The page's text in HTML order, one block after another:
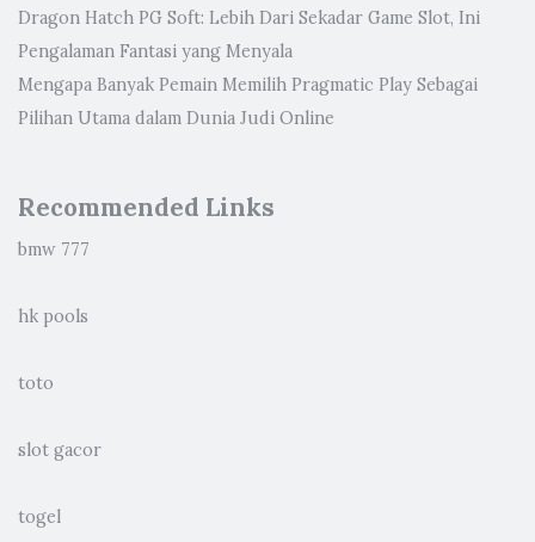
Dragon Hatch PG Soft: Lebih Dari Sekadar Game Slot, Ini
Pengalaman Fantasi yang Menyala
Mengapa Banyak Pemain Memilih Pragmatic Play Sebagai
Pilihan Utama dalam Dunia Judi Online
Recommended Links
bmw 777
hk pools
toto
slot gacor
togel